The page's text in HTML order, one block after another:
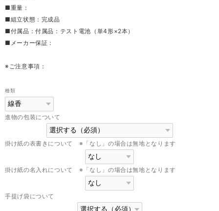
■重量：
■組立状態：完成品
■付属品：付属品：テスト電池（単4形×2本）
■メーカー保証：
※ご注意事項：
種類
進物の包装について
掛け紙の表書きについて ※「なし」の場合は無地となります
掛け紙の名入れについて ※「なし」の場合は無地となります
手提げ袋について